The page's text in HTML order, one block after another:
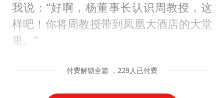
我说：“好啊，杨董事长认识周教授，这
样吧！你将周教授带到凤凰大酒店的大堂
里。”
付费解锁全篇 ，229人已付费